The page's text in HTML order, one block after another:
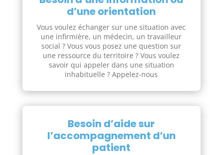
d’une orientation
Vous voulez échanger sur une situation avec
une infirmière, un médecin, un travailleur
social ? Vous vous posez une question sur
une ressource du territoire ? Vous voulez
savoir qui appeler dans une situation
inhabituelle ? Appelez-nous
Besoin d’aide sur
l’accompagnement d’un
patient